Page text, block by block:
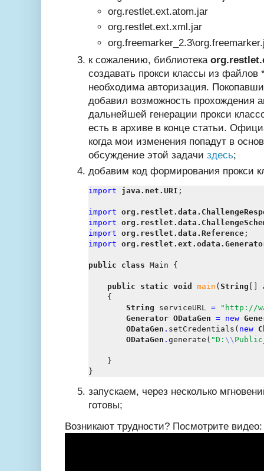
org.restlet.ext.atom.jar
org.restlet.ext.xml.jar
org.freemarker_2.3\
к сожалению, библиотека
создавать прокси классы из файлов
необходима авторизация.
добавил возможность прохождения
дальнейшей генерации прокси
есть в архиве в конце статьи.
когда мои изменения попадут в
обсуждение этой задачи здесь;
добавим код формирования прокси
import java.net.URI ;
import
import
import org.restlet.data.Reference
import
public class Main {
public static void main (String []
    {
String serviceURL = " http://
Generator ODataGen = new
ODataGen . setCredentials( new
ODataGen . generate( "D: \\
    }
запускаем, через несколько
готовы;
Возникают трудности? Посмотрите видео: